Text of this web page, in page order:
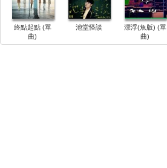
終點起點 (單
曲)
池堂怪談
漂浮(魚版) (單
曲)